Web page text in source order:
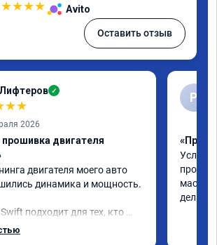
★★★★ Avito
Оставить отзыв
✓
★★
2026
двигателя
двигателя моего авто
динамика и мощность.
подходит для тех, кто
«эластичность» машины в
Р
Услуга